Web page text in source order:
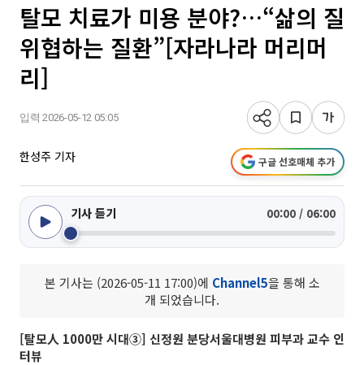
탈모 치료가 미용 분야?…“삶의 질
위협하는 질환”[자라나라 머리머
리]
입력 2026-05-12 05:05
한성주 기자 구글 선호매체 추가
기사 듣기 00:00 / 06:00
본 기사는 (2026-05-11 17:00)에 Channel5을 통해 소
개 되었습니다.
[탈모人 1000만 시대③] 신정원 분당서울대병원 피부과 교수 인
터뷰